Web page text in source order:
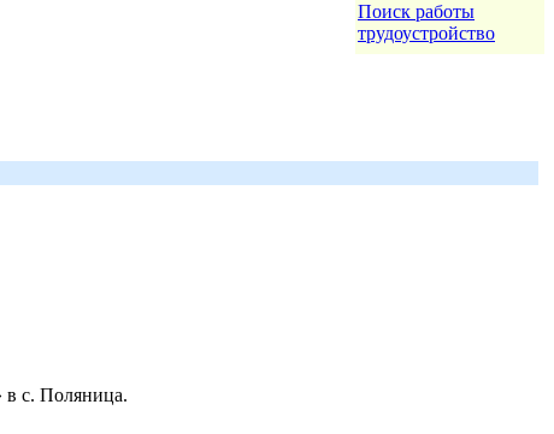
Поиск работы
трудоустройство
в с. Поляница.